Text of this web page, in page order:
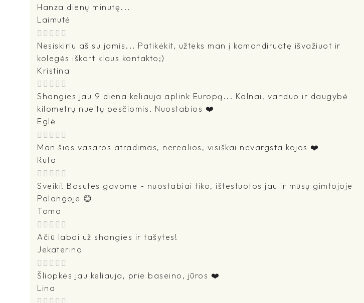
Hanza dienų minutę...
Laimutė
Nesiskiriu aš su jomis... Patikėkit, užteks man į komandiruotę išvažiuot ir
kolegės iškart klaus kontakto;)
Kristina
Shangies jau 9 diena keliauja aplink Europą... Kalnai, vanduo ir daugybė
kilometrų nueitų pėsčiomis. Nuostabios ❤️
Eglė
Man šios vasaros atradimas, nerealios, visiškai nevargsta kojos ❤️
Rūta
Sveiki! Basutes gavome - nuostabiai tiko, ištestuotos jau ir mūsų gimtojoje
Palangoje 😊
Toma
Ačiū labai už shangies ir tašytes!
Jekaterina
Šliopkės jau keliauja, prie baseino, jūros ❤️
Lina